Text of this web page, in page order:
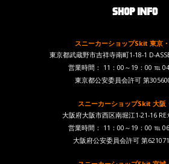
スニーカーショップSkit 東京
東京都武蔵野市吉祥寺南町1-18-1 D-
営業時間： 11：00～19：00 ℡
東京都公安委員会許可 第
スニーカーショップSkit 大阪
大阪府大阪市西区南堀江1-21-16
営業時間： 11：00～19：00 ℡
大阪府公安委員会許可 第